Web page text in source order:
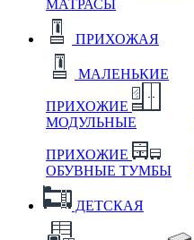
МАТРАСЫ
ПРИХОЖАЯ
МАЛЕНЬКИЕ
ПРИХОЖИЕ
МОДУЛЬНЫЕ
ПРИХОЖИЕ
ОБУВНЫЕ ТУМБЫ
ДЕТСКАЯ